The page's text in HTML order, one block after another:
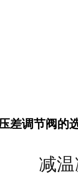
差调节阀的
减